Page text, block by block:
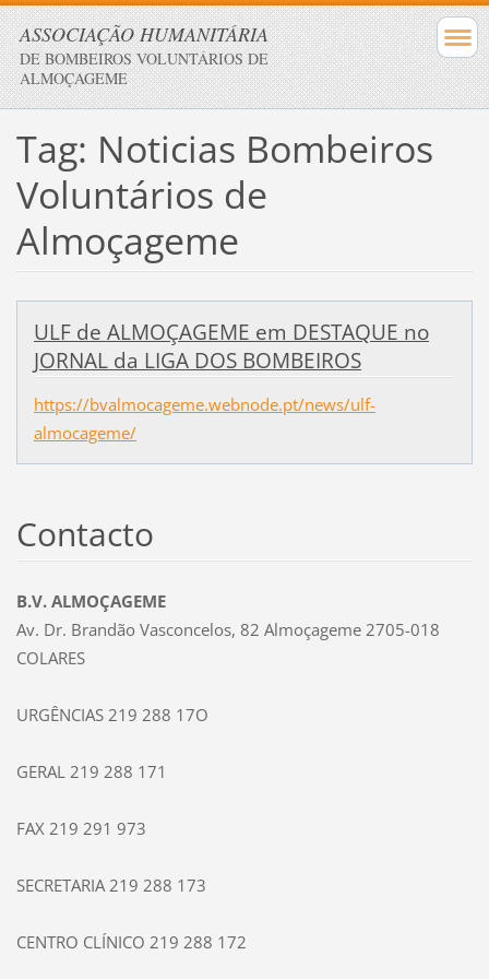
ASSOCIAÇÃO HUMANITÁRIA
DE BOMBEIROS VOLUNTÁRIOS DE
ALMOÇAGEME
Tag: Noticias Bombeiros
Voluntários de
Almoçageme
ULF de ALMOÇAGEME em DESTAQUE no
JORNAL da LIGA DOS BOMBEIROS
https://bvalmocageme.webnode.pt/news/ulf-
almocageme/
Contacto
B.V. ALMOÇAGEME
Av. Dr. Brandão Vasconcelos, 82 Almoçageme 2705-018
COLARES
URGÊNCIAS 219 288 17O
GERAL 219 288 171
FAX 219 291 973
SECRETARIA 219 288 173
CENTRO CLÍNICO 219 288 172